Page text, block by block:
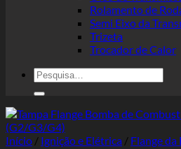
Rolamento de
Semi Eixo da
Trizeta
Trocador de Calor
Pesquisar
por:
Início / Ignição e Elétrica / Flange